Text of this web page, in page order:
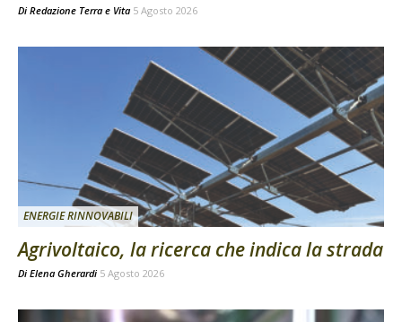
Di Redazione Terra e Vita 5 Agosto 2026
ENERGIE RINNOVABILI
Agrivoltaico, la ricerca che indica la strada
Di Elena Gherardi 5 Agosto 2026